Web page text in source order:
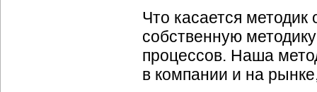
Что касается методик
собственную
процессов. Наша
в компании и на